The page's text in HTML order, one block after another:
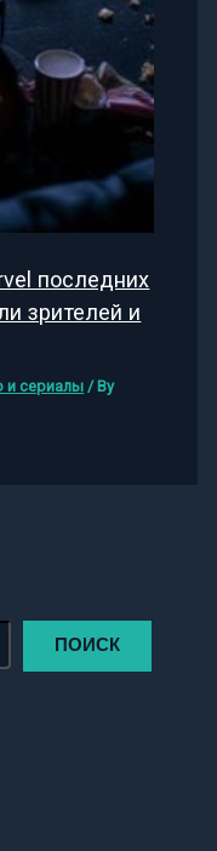
последних
зрителей и
и сериалы / By
ПОИСК